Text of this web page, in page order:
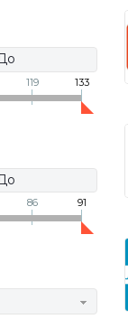
119 133
86 91